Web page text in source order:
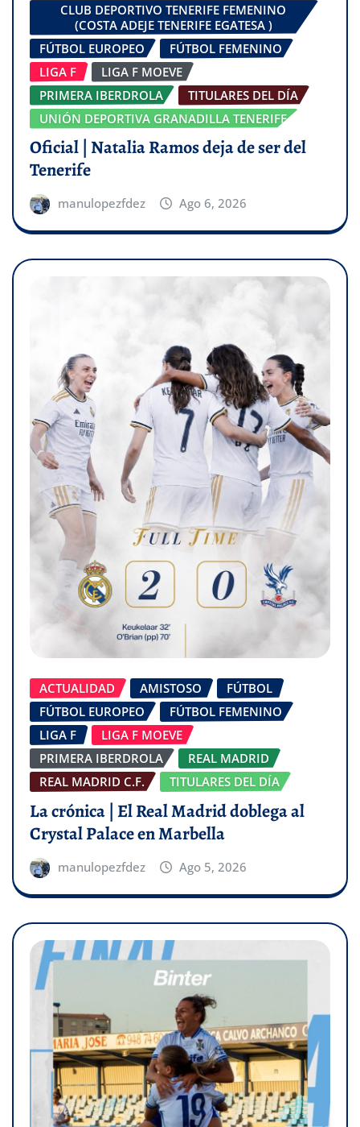
CLUB DEPORTIVO TENERIFE FEMENINO
(COSTA ADEJE TENERIFE EGATESA )
FÚTBOL EUROPEO
FÚTBOL FEMENINO
LIGA F
LIGA F MOEVE
PRIMERA IBERDROLA
TITULARES DEL DÍA
UNIÓN DEPORTIVA GRANADILLA TENERIFE
Oficial | Natalia Ramos deja de ser del
Tenerife
manulopezfdez Ago 6, 2026
ACTUALIDAD AMISTOSO
FÚTBOL
FÚTBOL EUROPEO
FÚTBOL FEMENINO
LIGA F
LIGA F MOEVE
PRIMERA IBERDROLA
REAL MADRID
REAL MADRID C.F.
TITULARES DEL DÍA
La crónica | El Real Madrid doblega al
Crystal Palace en Marbella
manulopezfdez Ago 5, 2026